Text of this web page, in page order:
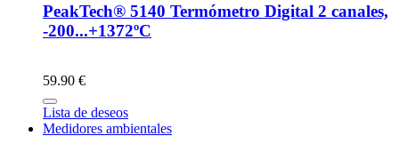
PeakTech® 5140 Termómetro Digital 2 canales,
-200...+1372ºC
59.90 €
Lista de deseos
Medidores ambientales